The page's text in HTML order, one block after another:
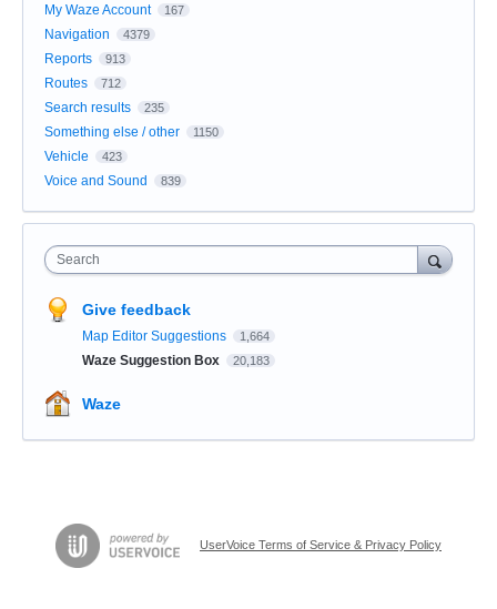
My Waze Account 167
Navigation 4379
Reports 913
Routes 712
Search results 235
Something else / other 1150
Vehicle 423
Voice and Sound 839
Search
Give feedback
Map Editor Suggestions 1,664
Waze Suggestion Box 20,183
Waze
UserVoice Terms of Service & Privacy Policy